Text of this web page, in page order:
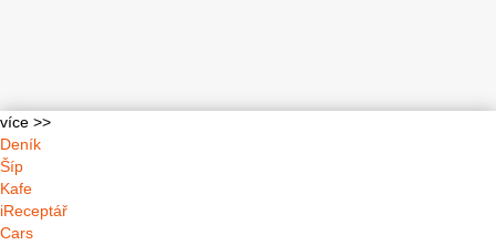
více >>
Deník
Šíp
Kafe
iReceptář
Cars